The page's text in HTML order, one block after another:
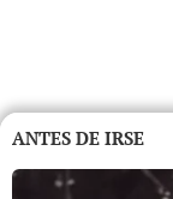
ANTES DE IRSE